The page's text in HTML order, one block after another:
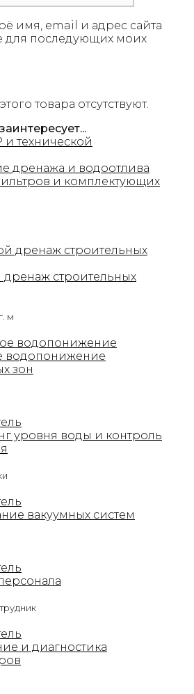
имя, email и адрес сайта
для последующих моих
товара отсутствуют.
и технической
дренажа и водоотлива
и комплектующих
строительных
м
водопонижение
зон
уровня воды и контроль
вакуумных систем
и диагностика